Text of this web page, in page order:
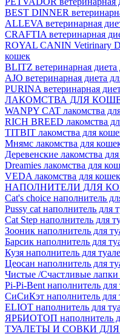
BEST DINNER
ALLEVA ветеринарная
CRAFTIA ветеринарная
ROYAL CANIN Vetirinary
кошек
BLITZ ветеринарная диета
AJO ветеринарная диета
PURINA ветеринарная
ЛАКОМСТВА ДЛЯ
WANPY CAT лакомства
RICH BREED лакомства
TITBIT лакомства для
Мнямс лакомства для
Деревенские лакомства
Dreamies лакомства для
VEDA лакомства для кошек
НАПОЛНИТЕЛИ ДЛЯ
Cat's choice наполнитель
Pussy cat наполнитель для
Cat Step наполнитель для
Зооник наполнитель для
Барсик наполнитель для
Кузя наполнитель для
Цеосан наполнитель для
Чистые /Счастливые лапки
Pi-Pi-Bent наполнитель для
СиСиКэт наполнитель для
ELIOT наполнитель для
ЯРБИОТОП наполнитель
ТУАЛЕТЫ И СОВКИ